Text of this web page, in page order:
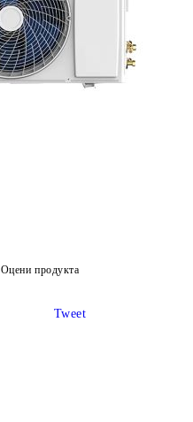
Оцени продукта
Tweet